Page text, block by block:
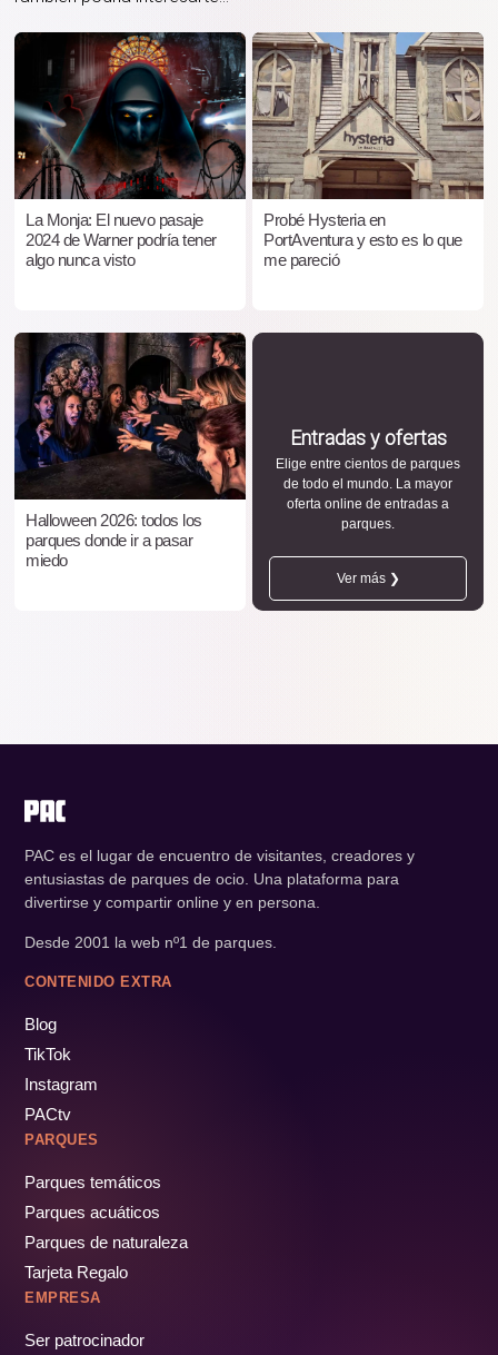
La Monja: El nuevo pasaje
2024 de Warner podría tener
algo nunca visto
Probé Hysteria en
PortAventura y esto es lo que
me pareció
Halloween 2026: todos los
parques donde ir a pasar
miedo
Entradas y ofertas
Elige entre cientos de parques
de todo el mundo. La mayor
oferta online de entradas a
parques.
Ver más ❯
PAC es el lugar de encuentro de visitantes, creadores y
entusiastas de parques de ocio. Una plataforma para
divertirse y compartir online y en persona.
Desde 2001 la web nº1 de parques.
CONTENIDO EXTRA
Blog
TikTok
Instagram
PACtv
PARQUES
Parques temáticos
Parques acuáticos
Parques de naturaleza
Tarjeta Regalo
EMPRESA
Ser patrocinador